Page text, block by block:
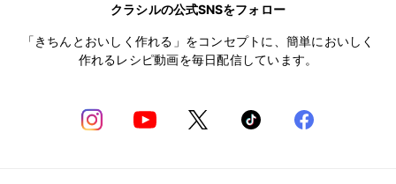
クラシルの公式SNSをフォロー
「きちんとおいしく作れる」をコンセプトに、簡単においしく
作れるレシピ動画を毎日配信しています。